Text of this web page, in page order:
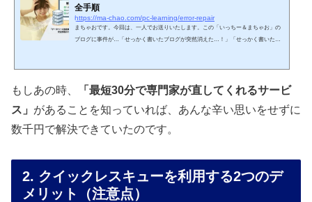
全手順
https://ma-chao.com/pc-learning/error-repair
まちゃおです。今回は、一人でお送りいたします。この「いっちー＆まちゃお」の
ブログに事件が…「せっかく書いたブログが突然消えた…！」「せっかく書いたブ
った…」と絶望を味わいました。今回は、私が実際に直面したトラブルと、初心者
もしあの時、
「最短30分で専門家が直してくれるサービ
ス」 があることを知っていれば、あんな辛い思いをせずに
数千円で解決できていたのです。
2. クイックレスキューを利用する2つのデ
メリット（注意点）